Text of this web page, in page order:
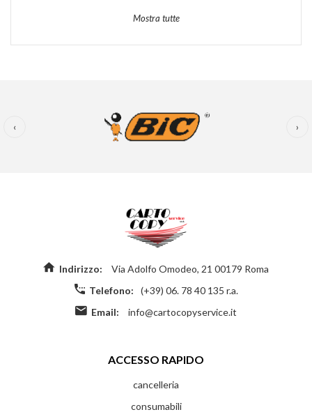
Mostra tutte
‹ ›
Indirizzo:
Via Adolfo Omodeo, 21 00179 Roma
Telefono:
(+39) 06. 78 40 135 r.a.
Email:
info@cartocopyservice.it
ACCESSO RAPIDO
cancelleria
consumabili